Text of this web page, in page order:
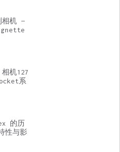
相机 —
机127
系
的历
性与影